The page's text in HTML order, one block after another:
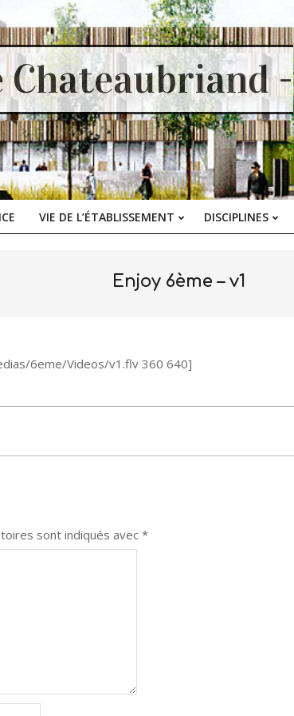
Chateaubriand -
Primary
VIE DE L’ÉTABLISSEMENT DISCIPLINES
Enjoy 6ème – v1
6eme/Videos/v1.flv 360 640]
sont indiqués avec*